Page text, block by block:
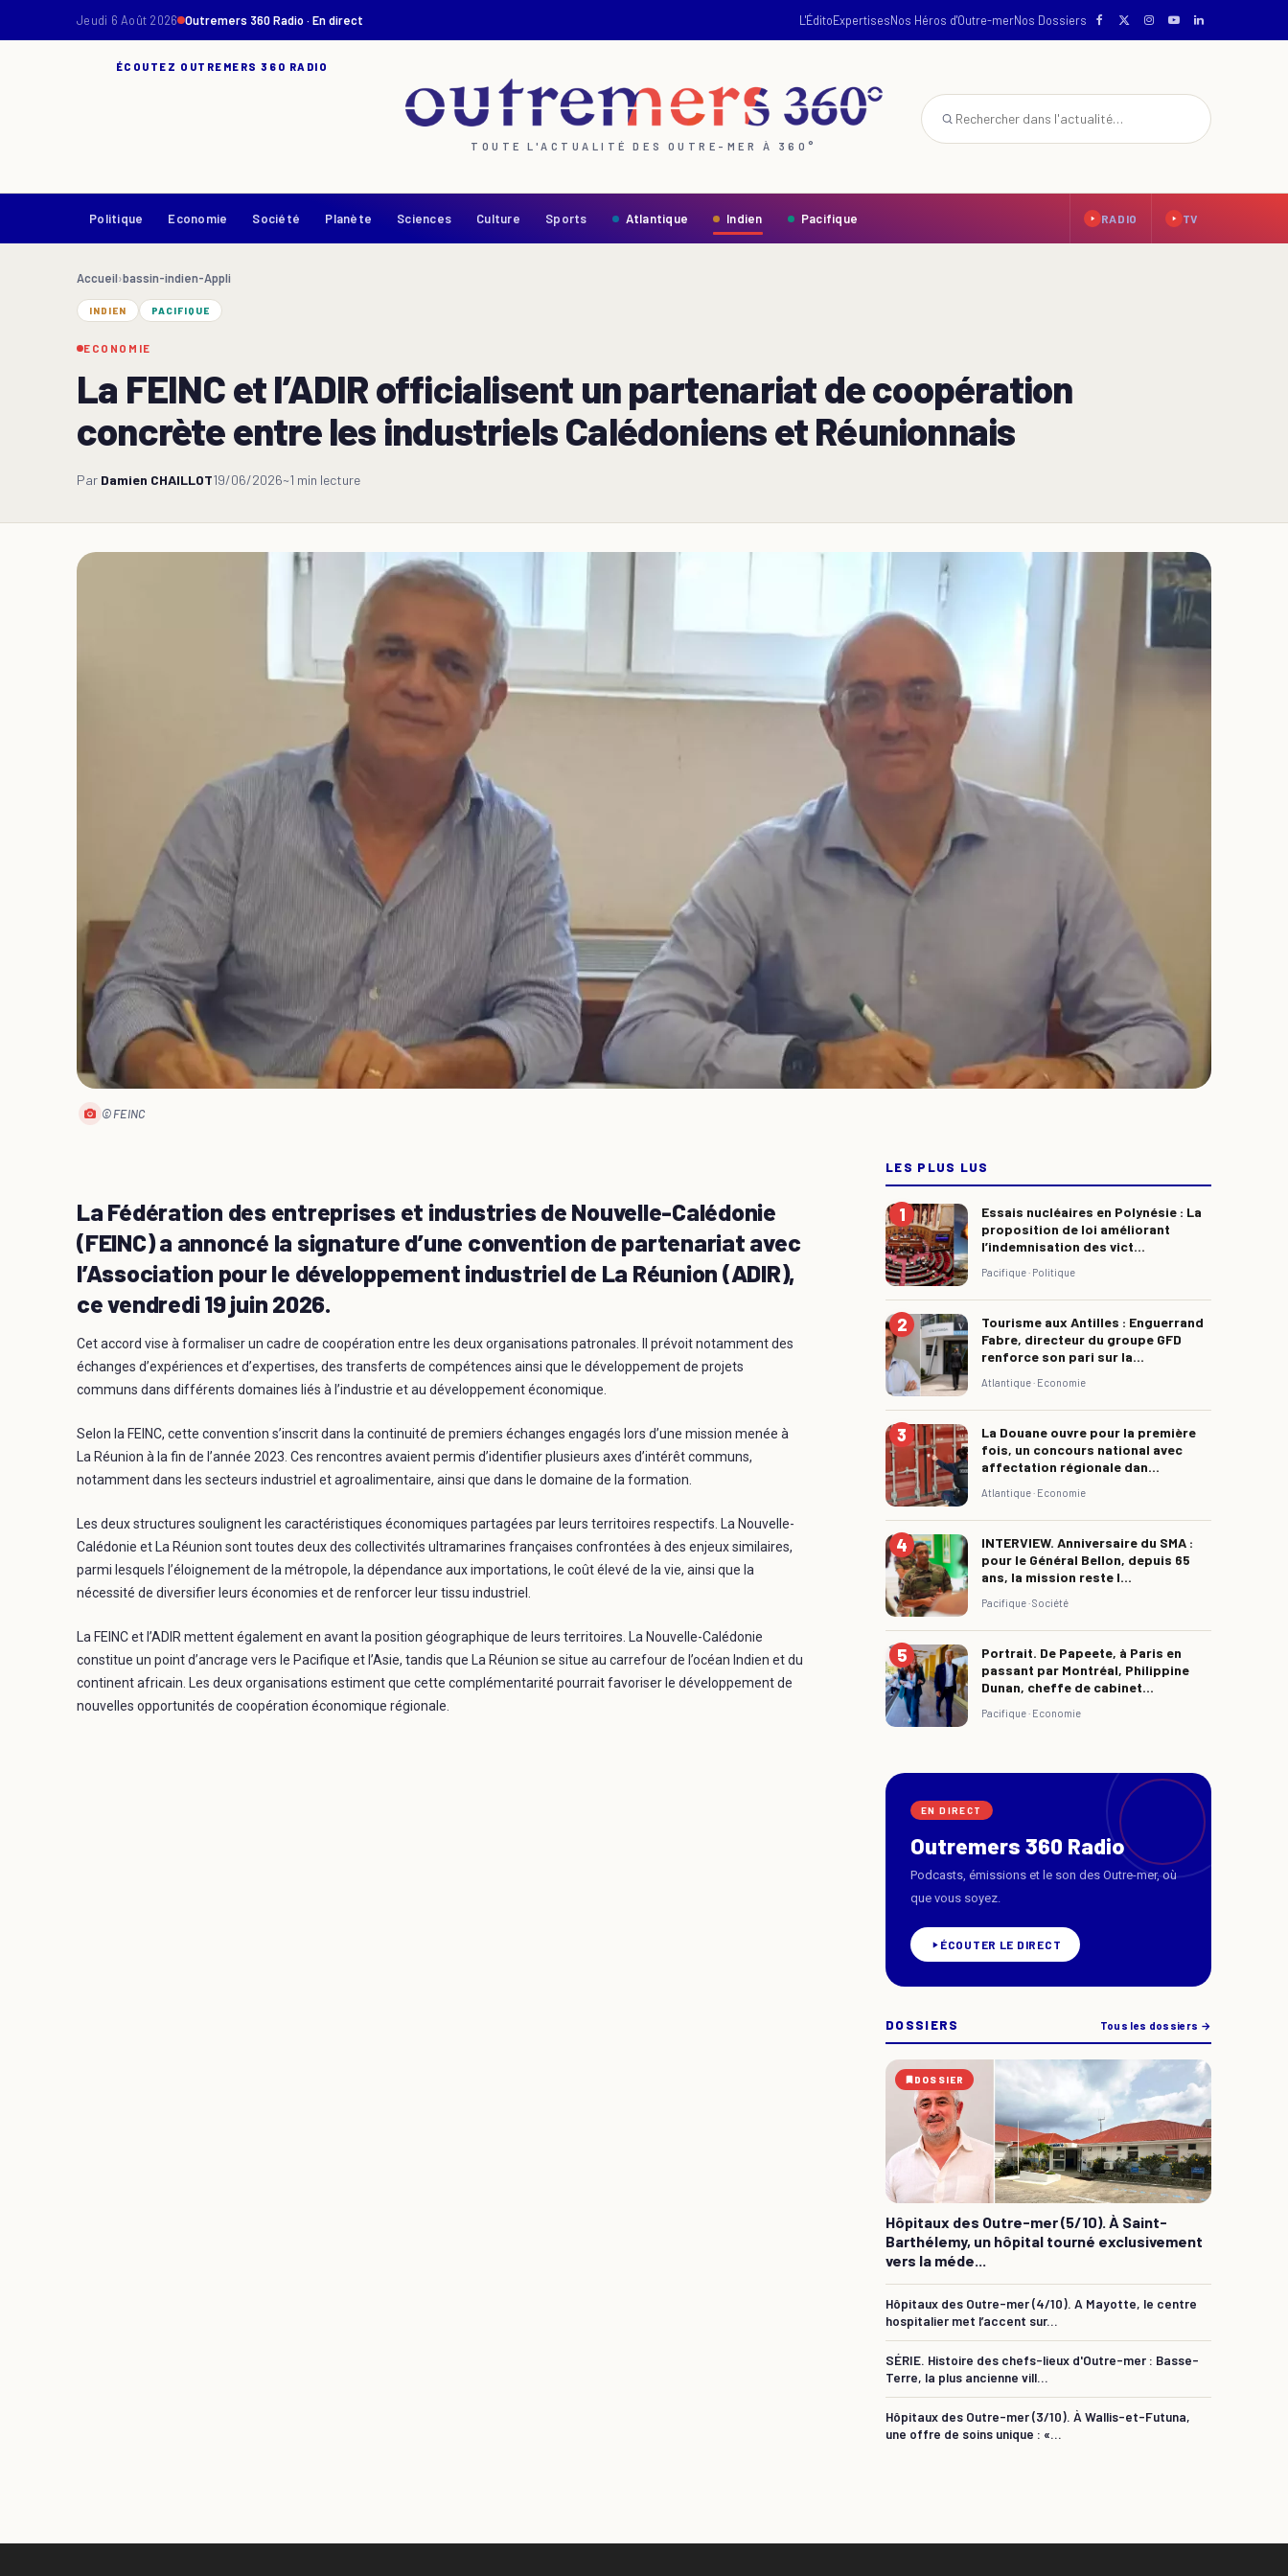
Jeudi 6 Août 2026 Outremers 360 Radio · En direct L'ÉditoExpertisesNos Héros d'Outre-merNos Dossiers
ÉCOUTEZ OUTREMERS 360 RADIO
TOUTE L'ACTUALITÉ DES OUTRE-MER À 360°
Politique Economie Société Planète Sciences Culture Sports Atlantique Indien Pacifique RADIO TV
Accueil›bassin-indien-Appli
INDIEN PACIFIQUE
ECONOMIE
La FEINC et l’ADIR officialisent un partenariat de coopération
concrète entre les industriels Calédoniens et Réunionnais
Par Damien CHAILLOT19/06/2026~1 min lecture
© FEINC
La Fédération des entreprises et industries de Nouvelle-Calédonie
(FEINC) a annoncé la signature d’une convention de partenariat avec
l’Association pour le développement industriel de La Réunion (ADIR),
ce vendredi 19 juin 2026.
Cet accord vise à formaliser un cadre de coopération entre les deux organisations patronales. Il prévoit notamment des
échanges d’expériences et d’expertises, des transferts de compétences ainsi que le développement de projets
communs dans différents domaines liés à l’industrie et au développement économique.
Selon la FEINC, cette convention s’inscrit dans la continuité de premiers échanges engagés lors d’une mission menée à
La Réunion à la fin de l’année 2023. Ces rencontres avaient permis d’identifier plusieurs axes d’intérêt communs,
notamment dans les secteurs industriel et agroalimentaire, ainsi que dans le domaine de la formation.
Les deux structures soulignent les caractéristiques économiques partagées par leurs territoires respectifs. La Nouvelle-
Calédonie et La Réunion sont toutes deux des collectivités ultramarines françaises confrontées à des enjeux similaires,
parmi lesquels l’éloignement de la métropole, la dépendance aux importations, le coût élevé de la vie, ainsi que la
nécessité de diversifier leurs économies et de renforcer leur tissu industriel.
La FEINC et l’ADIR mettent également en avant la position géographique de leurs territoires. La Nouvelle-Calédonie
constitue un point d’ancrage vers le Pacifique et l’Asie, tandis que La Réunion se situe au carrefour de l’océan Indien et du
continent africain. Les deux organisations estiment que cette complémentarité pourrait favoriser le développement de
nouvelles opportunités de coopération économique régionale.
LES PLUS LUS
Essais nucléaires en Polynésie : La
proposition de loi améliorant
l’indemnisation des vict...
Pacifique · Politique
Tourisme aux Antilles : Enguerrand
Fabre, directeur du groupe GFD
renforce son pari sur la...
Atlantique · Economie
La Douane ouvre pour la première
fois, un concours national avec
affectation régionale dan...
Atlantique · Economie
INTERVIEW. Anniversaire du SMA :
pour le Général Bellon, depuis 65
ans, la mission reste l...
Pacifique ·Société
Portrait. De Papeete, à Paris en
passant par Montréal, Philippine
Dunan, cheffe de cabinet...
Pacifique · Economie
EN DIRECT
Outremers 360 Radio
Podcasts, émissions et le son des Outre-mer, où
que vous soyez.
ÉCOUTER LE DIRECT
DOSSIERS Tous les dossiers →
DOSSIER
Hôpitaux des Outre-mer (5/10). À Saint-
Barthélemy, un hôpital tourné exclusivement
vers la méde...
Hôpitaux des Outre-mer (4/10). A Mayotte, le centre
hospitalier met l’accent sur...
SÉRIE. Histoire des chefs-lieux d'Outre-mer : Basse-
Terre, la plus ancienne vill...
Hôpitaux des Outre-mer (3/10). À Wallis-et-Futuna,
une offre de soins unique : «...